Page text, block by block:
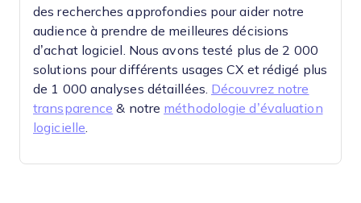
des recherches approfondies pour aider notre
audience à prendre de meilleures décisions
d’achat logiciel. Nous avons testé plus de 2 000
solutions pour différents usages CX et rédigé plus
de 1 000 analyses détaillées. Découvrez notre
transparence & notre méthodologie d’évaluation
logicielle